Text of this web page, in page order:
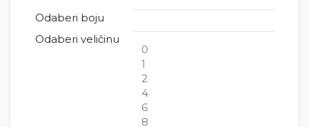
Odaberi boju
Odaberi veličinu
0
1
2
4
6
8